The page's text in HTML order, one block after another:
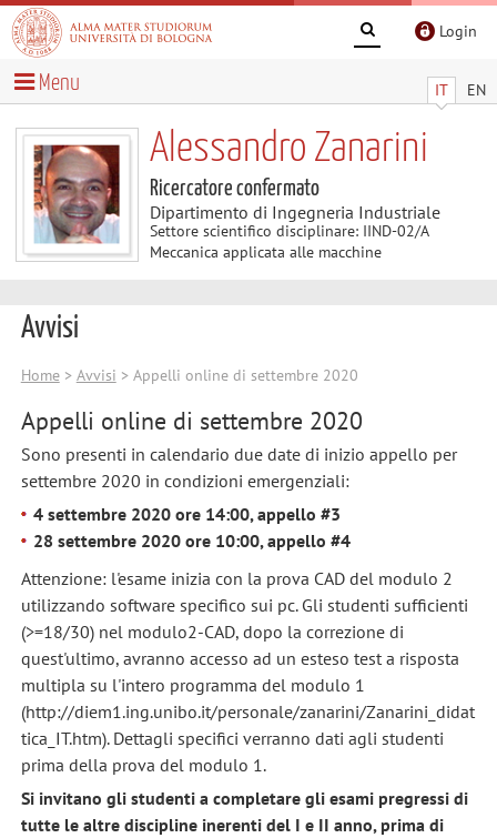
Login
IT EN
Menu
Alessandro Zanarini
Ricercatore confermato
Dipartimento di Ingegneria Industriale
Settore scientifico disciplinare: IIND-02/A
Meccanica applicata alle macchine
Avvisi
Home> Avvisi > Appelli online di settembre 2020
Appelli online di settembre 2020
Sono presenti in calendario due date di inizio appello per
settembre 2020 in condizioni emergenziali:
4 settembre 2020 ore 14:00, appello #3
28 settembre 2020 ore 10:00,appello #4
Attenzione: l'esame inizia con la prova CAD del modulo 2
utilizzando software specifico sui pc. Gli studenti sufficienti
(>=18/30) nel modulo2-CAD, dopo la correzione di
quest'ultimo, avranno accesso ad un esteso test a risposta
multipla su l'intero programma del modulo 1
(http://diem1.ing.unibo.it/personale/zanarini/Zanarini_didat
tica_IT.htm). Dettagli specifici verranno dati agli studenti
prima della prova del modulo 1.
Si invitano gli studenti a completare gli esami pregressi di
tutte le altre discipline inerenti del I e II anno, prima di